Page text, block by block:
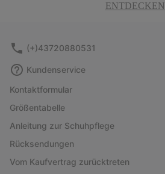
ENTDECKEN
(+)43720880531
Kundenservice
Kontaktformular
Größentabelle
Anleitung zur Schuhpflege
Rücksendungen
Vom Kaufvertrag zurücktreten